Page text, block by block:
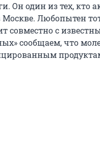
Он один из тех, кто
Москве. Любопытен
совместно с
сообщаем, что